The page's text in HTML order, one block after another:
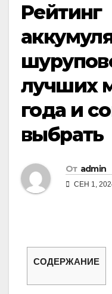
Рейтинг
лучших
года и
выбрать
От admin
СЕН 1,
СОДЕРЖАНИЕ